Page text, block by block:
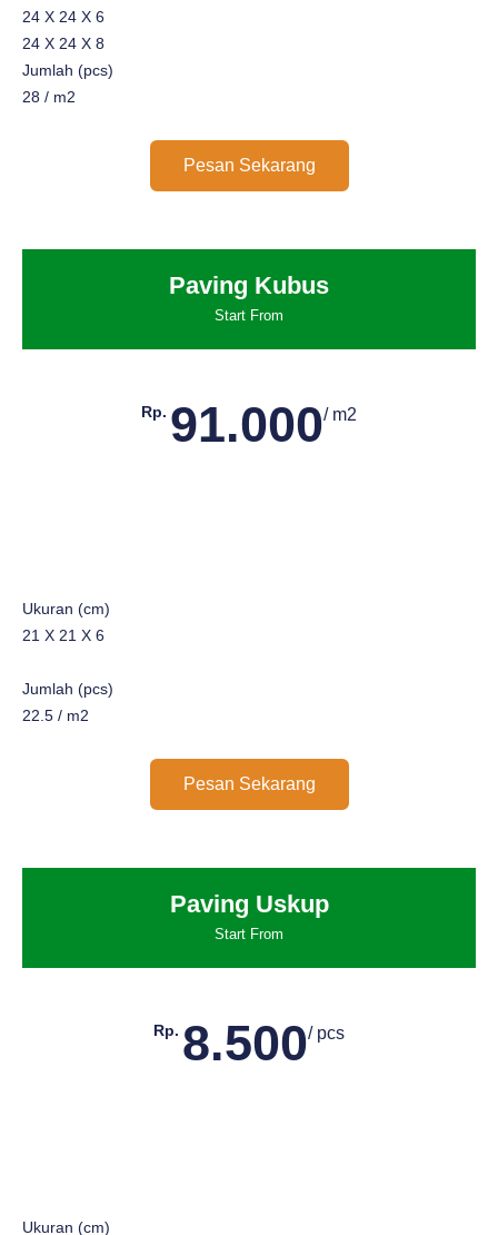
24 X 24 X 6
24 X 24 X 8
Jumlah (pcs)
28 / m2
Pesan Sekarang
Paving Kubus
Start From
Rp. 91.000/ m2
Ukuran (cm)
21 X 21 X 6
Jumlah (pcs)
22.5 / m2
Pesan Sekarang
Paving Uskup
Start From
Rp. 8.500/ pcs
Ukuran (cm)